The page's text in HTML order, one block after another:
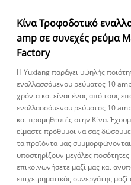
Κίνα Τροφοδοτικό
amp σε συνεχές ρεύμα
Factory
Η Yuxiang παράγει υψηλής
εναλλασσόμενου ρεύματος 10
χρόνια και είναι ένας από τους
εναλλασσόμενου ρεύματος 10
και προμηθευτές στην Κίνα.
είμαστε πρόθυμοι να σας
τα προϊόντα μας
υποστηρίξουν μεγάλες
επικοινωνήσετε μαζί μας και
επιχειρηματικός συνεργάτης μαζί